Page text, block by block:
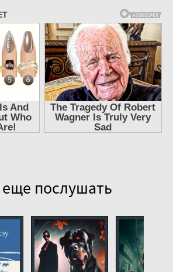
послушать